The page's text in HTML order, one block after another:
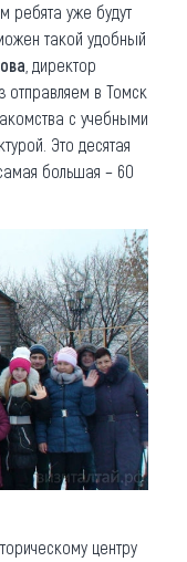
ребята уже будут
такой удобный
, директор
в Томск
с учебными
Это десятая
большая – 60
центру